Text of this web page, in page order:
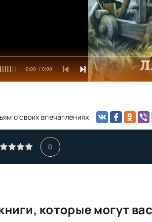
0:00 / 0:00
о своих впечатлениях:
0
которые могут